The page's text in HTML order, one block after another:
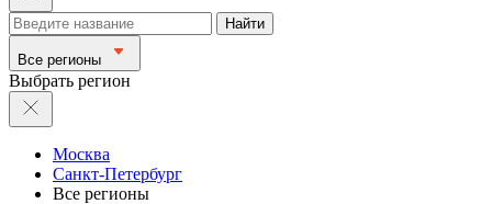
Найти
Все регионы
Выбрать регион
Москва
Санкт-Петербург
Все регионы